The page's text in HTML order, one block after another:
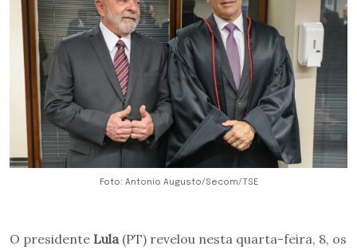
Foto: Antonio Augusto/Secom/TSE
O presidente Lula (PT) revelou nesta quarta-feira, 8, os